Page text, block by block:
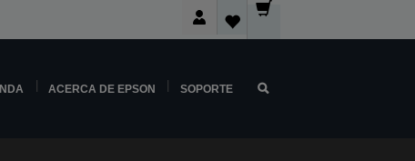
ACERCA DE EPSON SOPORTE